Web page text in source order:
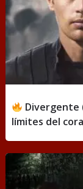
Divergente
límites del